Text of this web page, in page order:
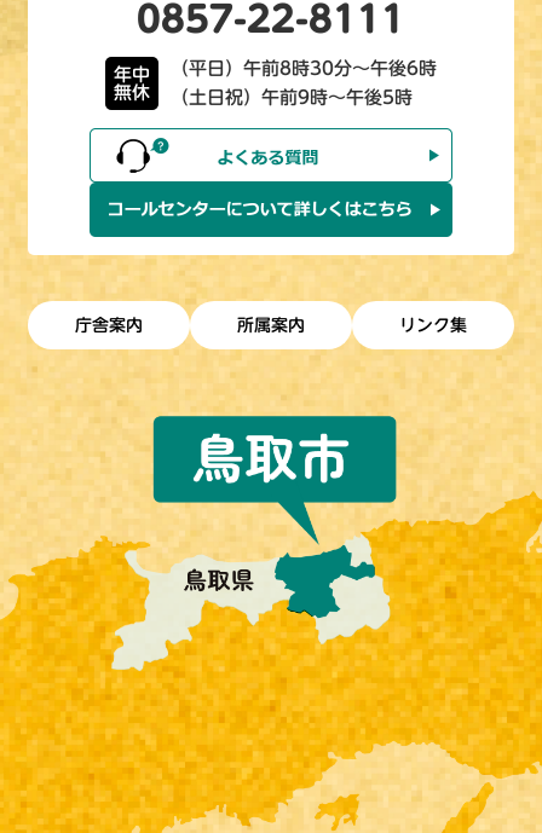
0857-22-8111
年中
無休
（平日）午前8時30分～午後6時
（土日祝）午前9時～午後5時
庁舎案内 所属案内 リンク集